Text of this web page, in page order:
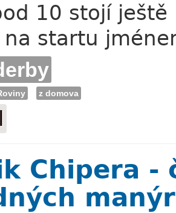
10 stojí ještě
startu
z domova
Chipera